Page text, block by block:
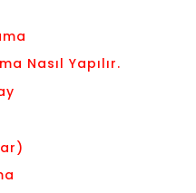
Nasıl Yapılır.